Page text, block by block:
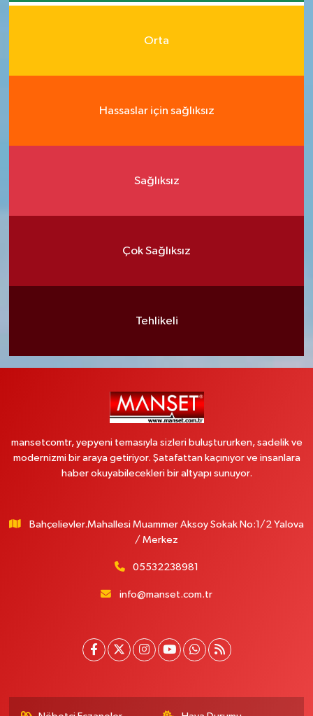
Orta
Hassaslar için sağlıksız
Sağlıksız
Çok Sağlıksız
Tehlikeli
mansetcomtr, yepyeni temasıyla sizleri buluştururken, sadelik ve
modernizmi bir araya getiriyor. Şatafattan kaçınıyor ve insanlara
haber okuyabilecekleri bir altyapı sunuyor.
Bahçelievler.Mahallesi Muammer Aksoy Sokak No:1/2 Yalova
/ Merkez
05532238981
info@manset.com.tr